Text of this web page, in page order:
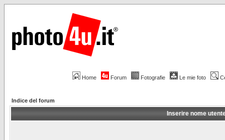
Home Forum Fotografie Le mie foto
Indice del forum
Inserire nome